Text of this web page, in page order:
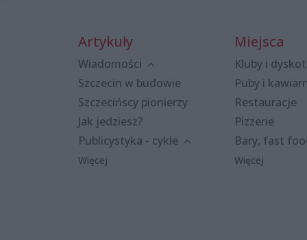
Artykuły
Wiadomości
Szczecin w budowie
Szczecińscy pionierzy
Jak jedziesz?
Publicystyka - cykle
Więcej
Miejsca
Kluby i
Puby i
Restauracje
Pizzerie
Bary, fast
Więcej